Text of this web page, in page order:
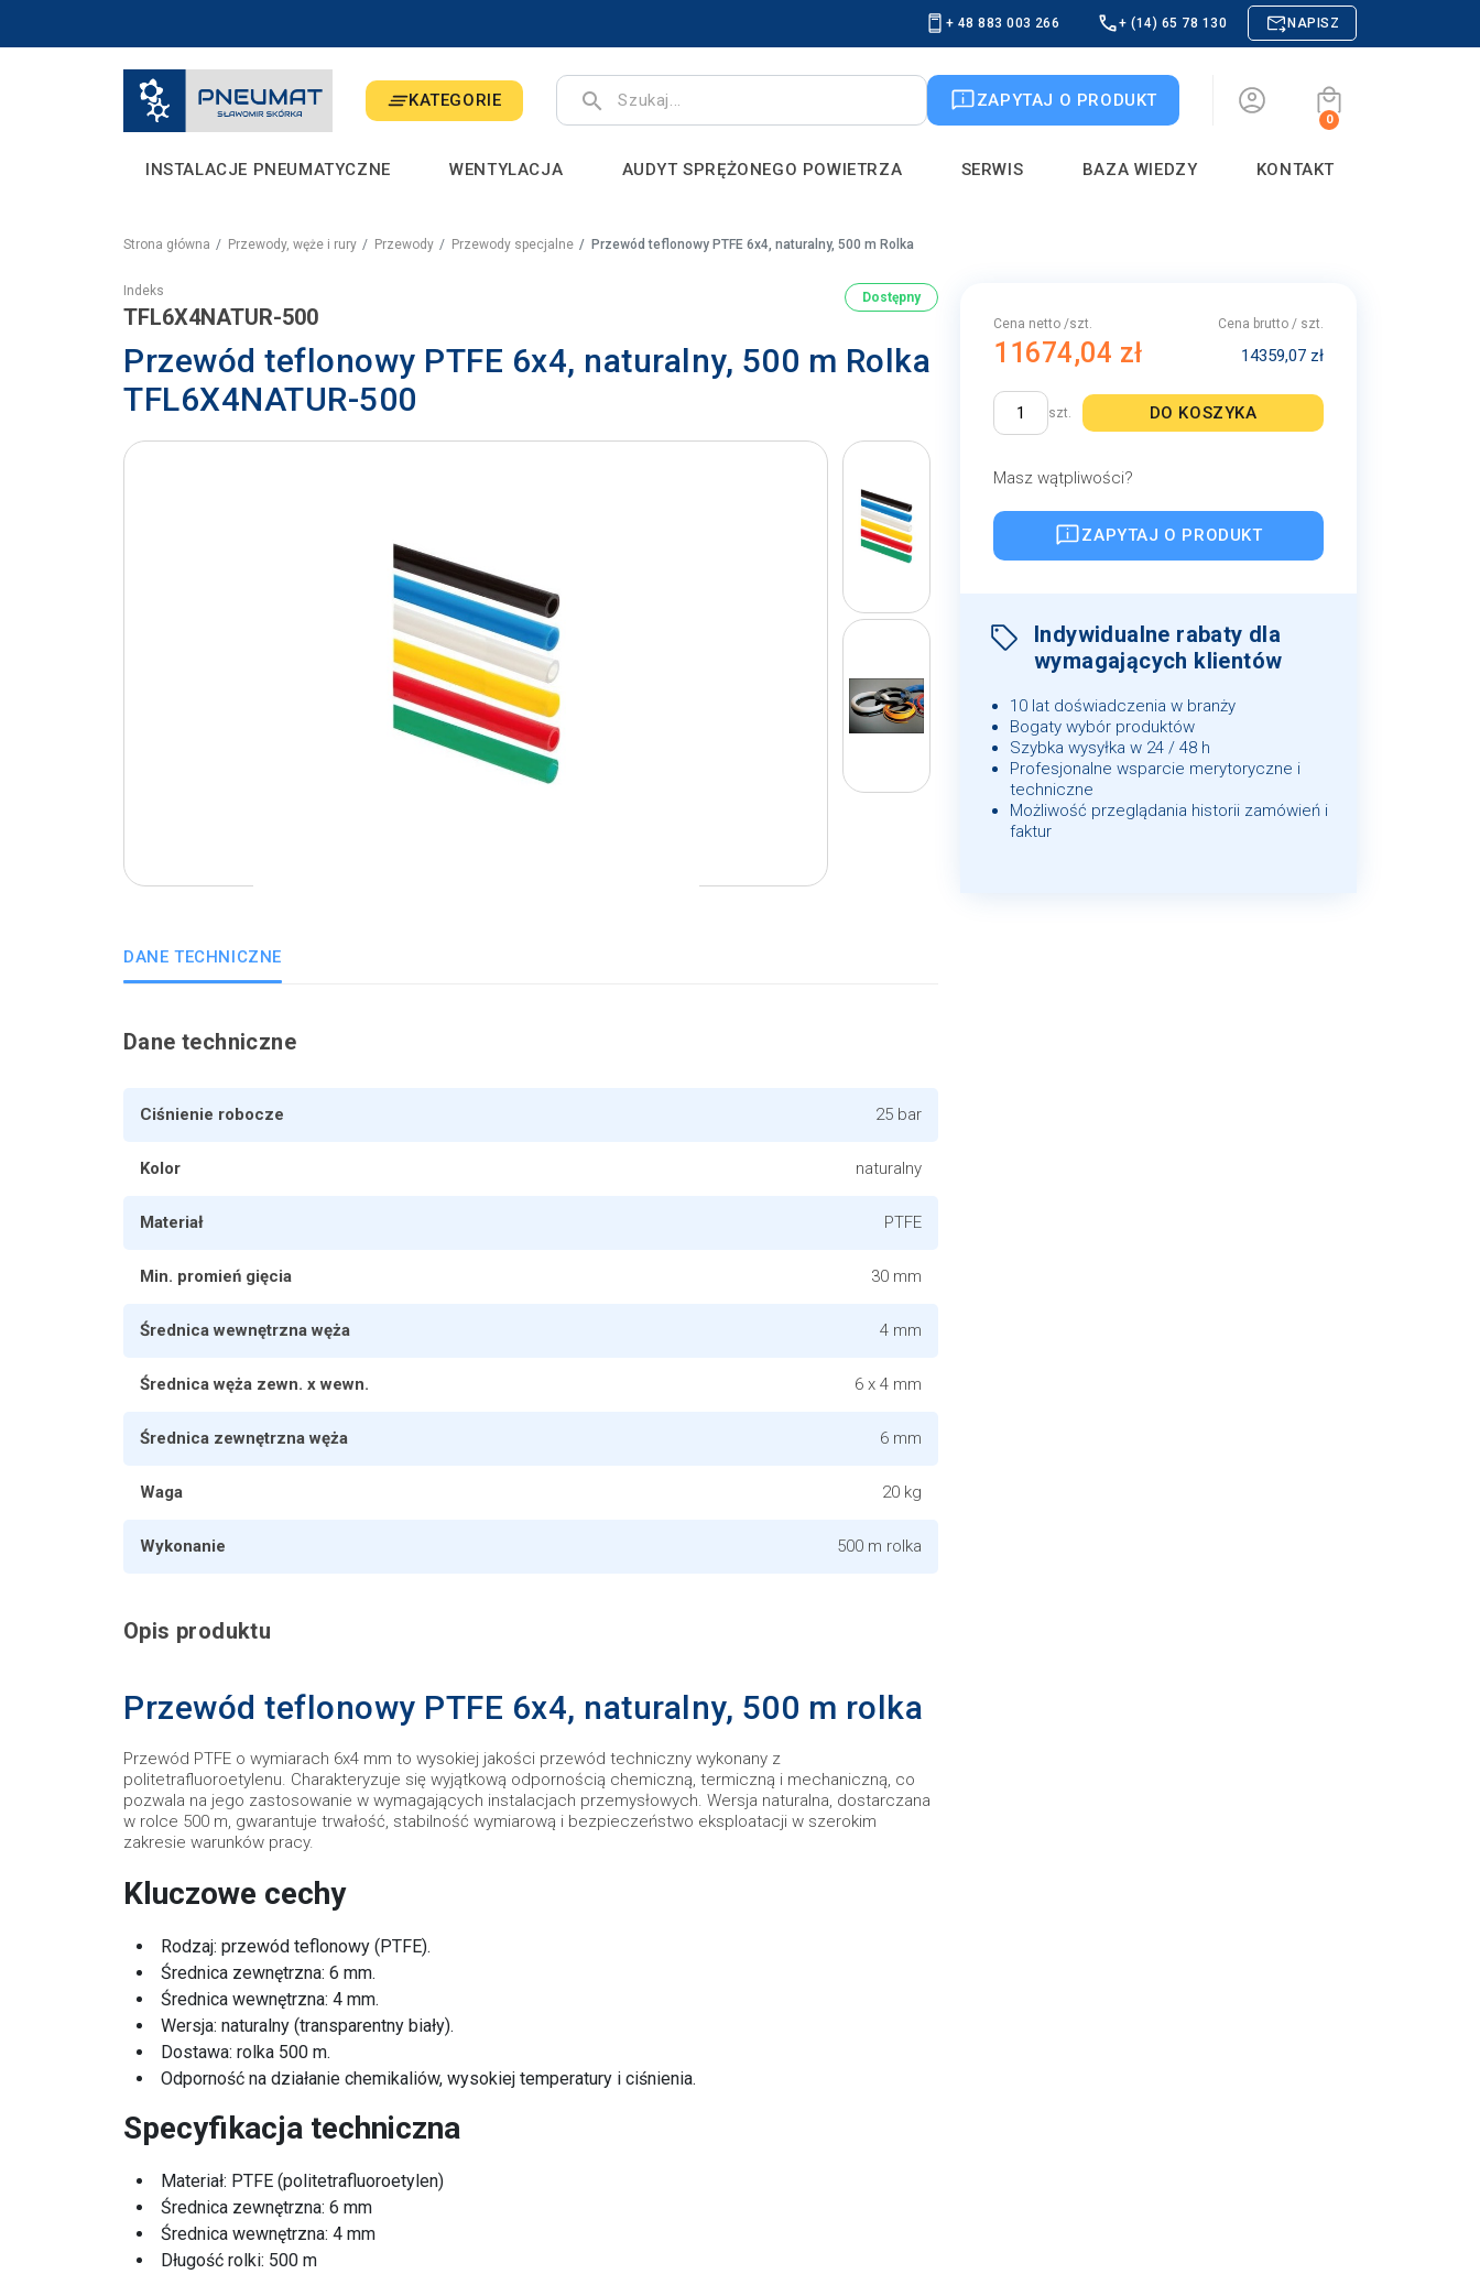
+ 48 883 003 266 + (14) 65 78 130 NAPISZ
search ZAPYTAJ O PRODUKT
0
INSTALACJE PNEUMATYCZNE WENTYLACJA AUDYT SPRĘŻONEGO POWIETRZA SERWIS BAZA WIEDZY KONTAKT
KATEGORIE
Strona główna Przewody, węże i rury Przewody Przewody specjalne Przewód teflonowy PTFE 6x4, naturalny, 500 m Rolka
Indeks
TFL6X4NATUR-500
Dostępny
Przewód teflonowy PTFE 6x4, naturalny, 500 m Rolka
TFL6X4NATUR-500
DANE TECHNICZNE
Dane techniczne
Ciśnienie robocze 25 bar
Kolor naturalny
Materiał PTFE
Min. promień gięcia 30 mm
Średnica wewnętrzna węża 4 mm
Średnica węża zewn. x wewn. 6 x 4 mm
Średnica zewnętrzna węża 6 mm
Waga 20 kg
Wykonanie 500 m rolka
Opis produktu
Przewód teflonowy PTFE 6x4, naturalny, 500 m rolka
Przewód PTFE o wymiarach 6x4 mm to wysokiej jakości przewód techniczny wykonany z
politetrafluoroetylenu. Charakteryzuje się wyjątkową odpornością chemiczną, termiczną i mechaniczną, co
pozwala na jego zastosowanie w wymagających instalacjach przemysłowych. Wersja naturalna, dostarczana
w rolce 500 m, gwarantuje trwałość, stabilność wymiarową i bezpieczeństwo eksploatacji w szerokim
zakresie warunków pracy.
Kluczowe cechy
Rodzaj: przewód teflonowy (PTFE).
Średnica zewnętrzna: 6 mm.
Średnica wewnętrzna: 4 mm.
Wersja: naturalny (transparentny biały).
Dostawa: rolka 500 m.
Odporność na działanie chemikaliów, wysokiej temperatury i ciśnienia.
Specyfikacja techniczna
Materiał: PTFE (politetrafluoroetylen)
Średnica zewnętrzna: 6 mm
Średnica wewnętrzna: 4 mm
Długość rolki: 500 m
Cena netto /szt.
11674,04 zł
Cena brutto / szt.
14359,07 zł
szt. DO KOSZYKA
Masz wątpliwości?
ZAPYTAJ O PRODUKT
Indywidualne rabaty dla
wymagających klientów
10 lat doświadczenia w branży
Bogaty wybór produktów
Szybka wysyłka w 24 / 48 h
Profesjonalne wsparcie merytoryczne i
techniczne
Możliwość przeglądania historii zamówień i
faktur